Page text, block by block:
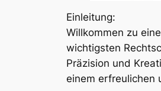
Einleitung:
Willkommen zu
wichtigsten
Präzision und
einem erfreulichen